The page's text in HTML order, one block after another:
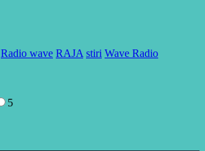
Radio wave RAJA stiri Wave Radio
5